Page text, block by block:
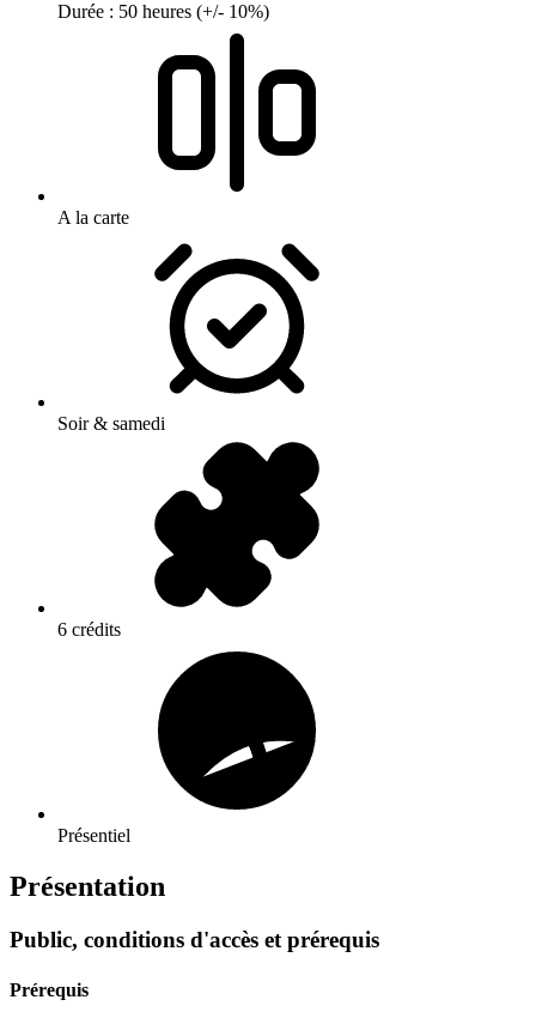
Durée : 50 heures (+/- 10%)
A la carte
Soir & samedi
6 crédits
Présentiel
Présentation
Public, conditions d'accès et prérequis
Prérequis